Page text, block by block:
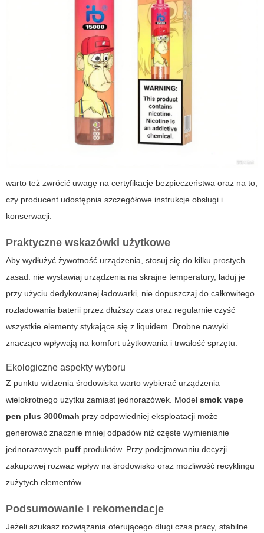
warto też zwrócić uwagę na certyfikacje bezpieczeństwa oraz na to,
czy producent udostępnia szczegółowe instrukcje obsługi i
konserwacji.
Praktyczne wskazówki użytkowe
Aby wydłużyć żywotność urządzenia, stosuj się do kilku prostych
zasad: nie wystawiaj urządzenia na skrajne temperatury, ładuj je
przy użyciu dedykowanej ładowarki, nie dopuszczaj do całkowitego
rozładowania baterii przez dłuższy czas oraz regularnie czyść
wszystkie elementy stykające się z liquidem. Drobne nawyki
znacząco wpływają na komfort użytkowania i trwałość sprzętu.
Ekologiczne aspekty wyboru
Z punktu widzenia środowiska warto wybierać urządzenia
wielokrotnego użytku zamiast jednorazówek. Model smok vape
pen plus 3000mah przy odpowiedniej eksploatacji może
generować znacznie mniej odpadów niż częste wymienianie
jednorazowych puff produktów. Przy podejmowaniu decyzji
zakupowej rozważ wpływ na środowisko oraz możliwość recyklingu
zużytych elementów.
Podsumowanie i rekomendacje
Jeżeli szukasz rozwiązania oferującego długi czas pracy, stabilne